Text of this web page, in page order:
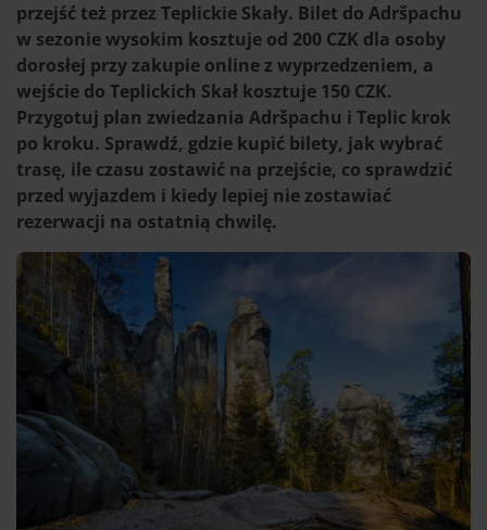
przejść też przez Teplickie Skały. Bilet do Adršpachu
w sezonie wysokim kosztuje od 200 CZK dla osoby
dorosłej przy zakupie online z wyprzedzeniem, a
wejście do Teplickich Skał kosztuje 150 CZK.
Przygotuj plan zwiedzania Adršpachu i Teplic krok
po kroku. Sprawdź, gdzie kupić bilety, jak wybrać
trasę, ile czasu zostawić na przejście, co sprawdzić
przed wyjazdem i kiedy lepiej nie zostawiać
rezerwacji na ostatnią chwilę.